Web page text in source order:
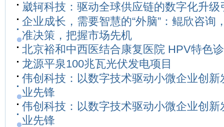
崴轲科技：驱动全球供应链的数字化升级
企业成长，需要智慧的“外脑”：鲲欣咨询
准决策，把握市场先机
北京裕和中西医结合康复医院 HPV特色
龙源平泉100兆瓦光伏发电项目
伟创科技：以数字技术驱动小微企业创新
业先锋
伟创科技：以数字技术驱动小微企业创新
业先锋